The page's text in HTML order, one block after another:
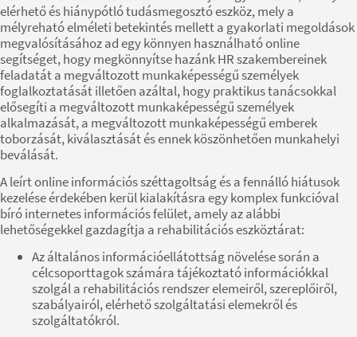
elérhető és hiánypótló tudásmegosztó eszköz, mely a
mélyreható elméleti betekintés mellett a gyakorlati megoldások
megvalósításához ad egy könnyen használható online
segítséget, hogy megkönnyítse hazánk HR szakembereinek
feladatát a megváltozott munkaképességű személyek
foglalkoztatását illetően azáltal, hogy praktikus tanácsokkal
elősegíti a megváltozott munkaképességű személyek
alkalmazását, a megváltozott munkaképességű emberek
toborzását, kiválasztását és ennek köszönhetően munkahelyi
beválását.
A leírt online információs széttagoltság és a fennálló hiátusok
kezelése érdekében kerül kialakításra egy komplex funkcióval
bíró internetes információs felület, amely az alábbi
lehetőségekkel gazdagítja a rehabilitációs eszköztárat:
Az általános információellátottság növelése során a
célcsoporttagok számára tájékoztató információkkal
szolgál a rehabilitációs rendszer elemeiről, szereplőiről,
szabályairól, elérhető szolgáltatási elemekről és
szolgáltatókról.